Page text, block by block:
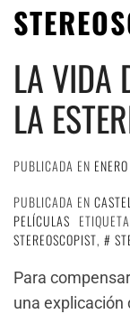
LA VIDA
LA
PUBLICADA EN
PUBLICADA EN
PELÍCULAS
STEREOSCOPIST,
Para
una explicación